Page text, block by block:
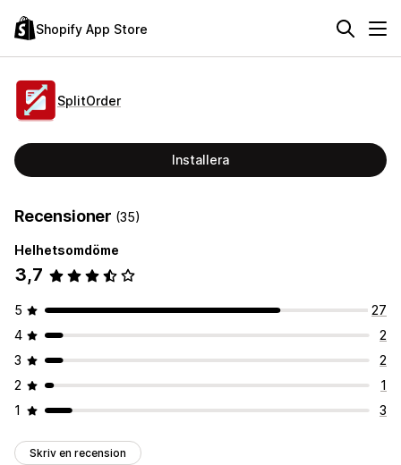
Shopify App Store
SplitOrder
Installera
Recensioner (35)
Helhetsomdöme
3,7
5
27
4
2
3
2
2
1
1
3
Skriv en recension